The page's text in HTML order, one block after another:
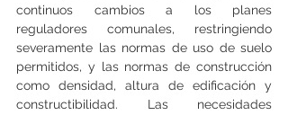
continuos cambios a los planes
reguladores comunales, restringiendo
severamente las normas de uso de suelo
permitidos, y las normas de construcción
como densidad, altura de edificación y
constructibilidad. Las necesidades